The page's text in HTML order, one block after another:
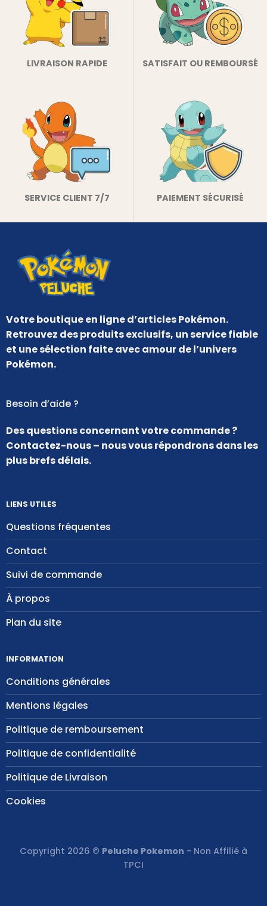
LIVRAISON RAPIDE SATISFAIT OU REMBOURSÉ
SERVICE CLIENT 7/7 PAIEMENT SÉCURISÉ
Votre boutique en ligne d’articles Pokémon.
Retrouvez des produits exclusifs, un service fiable
et une sélection faite avec amour de l’univers
Pokémon.
LIENS UTILES
Questions fréquentes
Contact
Suivi de commande
À propos
Plan du site
INFORMATION
Conditions générales
Mentions légales
Politique de remboursement
Politique de confidentialité
Politique de Livraison
Cookies
Besoin d’aide ?
Des questions concernant votre commande ?
Contactez-nous – nous vous répondrons dans les
plus brefs délais.
Copyright 2026 © Peluche Pokemon - Non Affilié à
TPCI